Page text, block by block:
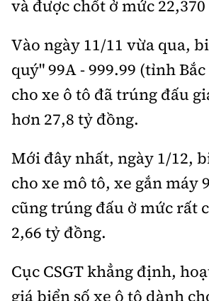
và được chốt ở mức 22,370
Vào ngày 11/11 vừa qua,
quý" 99A - 999.99 (tỉnh
cho xe ô tô đã trúng đấu
hơn 27,8 tỷ đồng.
Mới đây nhất, ngày 1/12,
cho xe mô tô, xe gắn máy
cũng trúng đấu ở mức rất
2,66 tỷ đồng.
Cục CSGT khẳng định,
giá biển số xe ô tô dành